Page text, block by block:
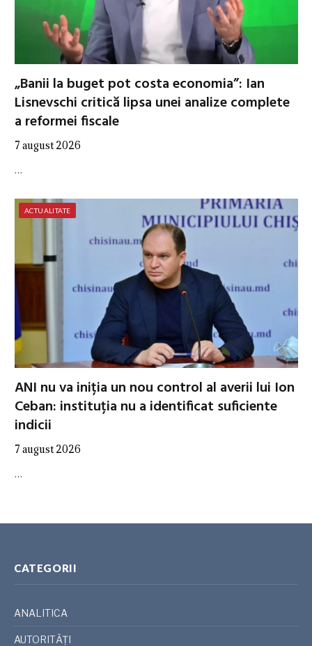
„Banii la buget pot costa economia”: Ian
Lisnevschi critică lipsa unei analize complete
a reformei fiscale
7 august 2026
…
ACTUALITATE
ANI nu va iniția un nou control al averii lui Ion
Ceban: instituția nu a identificat suficiente
indicii
7 august 2026
…
CATEGORII
ANALITICA
AUTORITĂȚI